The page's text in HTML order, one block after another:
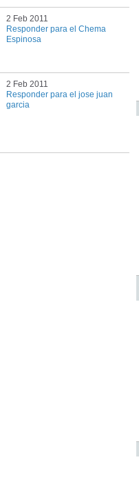
2 Feb 2011
Responder para el Chema
Espinosa
2 Feb 2011
Responder para el jose juan
garcia